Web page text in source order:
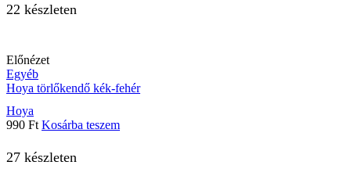
22 készleten
Előnézet
Egyéb
Hoya törlőkendő kék-fehér
Hoya
990 Ft Kosárba teszem
27 készleten